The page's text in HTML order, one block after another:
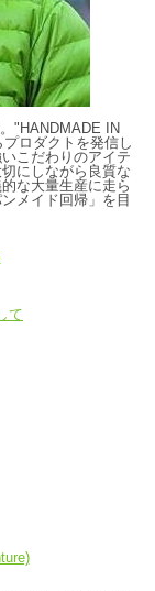
"HANDMADE IN
ロダクトを発信し
こだわりのアイテ
にしながら良質な
な大量生産に走ら
メイド回帰」を目
て